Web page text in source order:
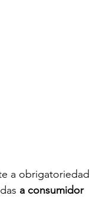
a
a consumidor